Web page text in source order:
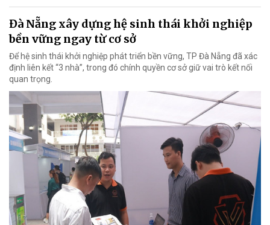
Đà Nẵng xây dựng hệ sinh thái khởi nghiệp
bền vững ngay từ cơ sở
Để hệ sinh thái khởi nghiệp phát triển bền vững, TP Đà Nẵng đã xác
định liên kết “3 nhà”, trong đó chính quyền cơ sở giữ vai trò kết nối
quan trọng.